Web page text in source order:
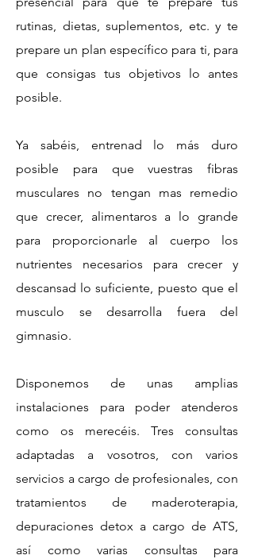
rutinas, dietas, suplementos, etc. y te
prepare un plan específico para ti, para
que consigas tus objetivos lo antes
posible.
Ya sabéis, entrenad lo más duro
posible para que vuestras fibras
musculares no tengan mas remedio
que crecer, alimentaros a lo grande
para proporcionarle al cuerpo los
nutrientes necesarios para crecer y
descansad lo suficiente, puesto que el
musculo se desarrolla fuera del
gimnasio.
Disponemos de unas amplias
instalaciones para poder atenderos
como os merecéis. Tres consultas
adaptadas a vosotros, con varios
servicios a cargo de profesionales, con
tratamientos de maderoterapia,
depuraciones detox a cargo de ATS,
así como varias consultas para